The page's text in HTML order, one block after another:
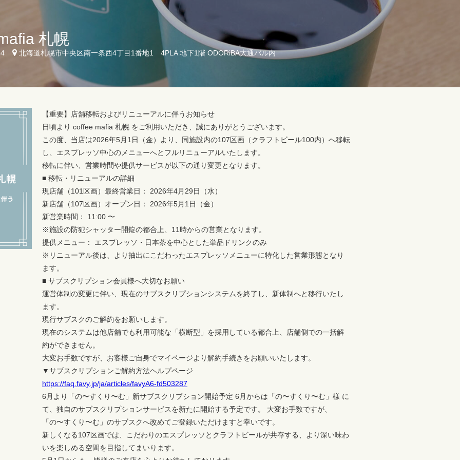
札幌
北海道札幌市中央区南一条西4丁目1番地1 4PLA 地下1階 ODORiBA大通バル内
【重要】店舗移転およびリニューアルに伴うお知らせ
日頃より coffee mafia 札幌 をご利用いただき、誠にありがとうございます。
この度、当店は2026年5月1日（金）より、同施設内の107区画（クラフトビール100内）へ移転
し、エスプレッソ中心のメニューへとフルリニューアルいたします。
移転に伴い、営業時間や提供サービスが以下の通り変更となります。
■ 移転・リニューアルの詳細
現店舗（101区画）最終営業日： 2026年4月29日（水）
新店舗（107区画）オープン日： 2026年5月1日（金）
新営業時間： 11:00 〜
※施設の防犯シャッター開錠の都合上、11時からの営業となります。
提供メニュー： エスプレッソ・日本茶を中心とした単品ドリンクのみ
※リニューアル後は、より抽出にこだわったエスプレッソメニューに特化した営業形態となり
ます。
■ サブスクリプション会員様へ大切なお願い
運営体制の変更に伴い、現在のサブスクリプションシステムを終了し、新体制へと移行いたし
ます。
現行サブスクのご解約をお願いします。
現在のシステムは他店舗でも利用可能な「横断型」を採用している都合上、店舗側での一括解
約ができません。
大変お手数ですが、お客様ご自身でマイページより解約手続きをお願いいたします。
▼サブスクリプションご解約方法ヘルプページ
https://faq.favy.jp/ja/articles/favyA6-fd503287
6月より「の〜すくり〜む」新サブスクリプション開始予定 6月からは「の〜すくり〜む」様 に
て、独自のサブスクリプションサービスを新たに開始する予定です。 大変お手数ですが、
「の〜すくり〜む」のサブスクへ改めてご登録いただけますと幸いです。
新しくなる107区画では、こだわりのエスプレッソとクラフトビールが共存する、より深い味わ
いを楽しめる空間を目指してまいります。